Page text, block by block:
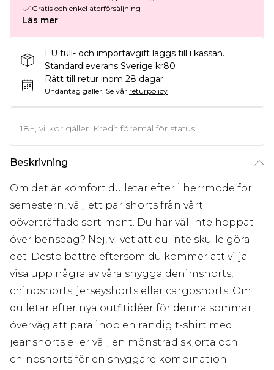
Gratis och enkel återförsäljning
Läs mer
EU tull- och importavgift läggs till i kassan.
Standardleverans Sverige kr80
Rätt till retur inom 28 dagar
Undantag gäller. Se vår returpolicy
18+, villkor gäller. Kredit föremål för status
Beskrivning
Om det är komfort du letar efter i herrmode för
semestern, välj ett par shorts från vårt
oöverträffade sortiment. Du har väl inte hoppat
över bensdag? Nej, vi vet att du inte skulle göra
det. Desto bättre eftersom du kommer att vilja
visa upp några av våra snygga denimshorts,
chinoshorts, jerseyshorts eller cargoshorts. Om
du letar efter nya outfitidéer för denna sommar,
överväg att para ihop en randig t-shirt med
jeanshorts eller välj en mönstrad skjorta och
chinoshorts för en snyggare kombination.